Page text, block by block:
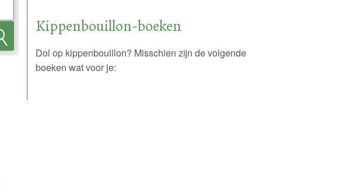
Kippenbouillon-boeken
Dol op kippenbouillon? Misschien zijn de volgende
boeken wat voor je: